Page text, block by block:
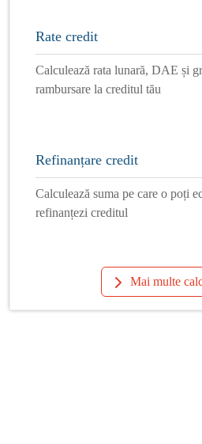
Rate credit
Calculează rata lunară, DAE și
rambursare la creditul tău
Refinanțare credit
Calculează suma pe care o poți
refinanțezi creditul
Mai multe